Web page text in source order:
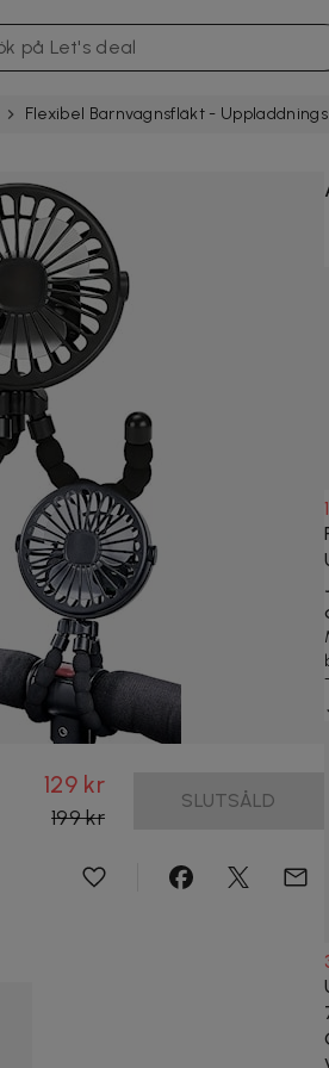
Flexibel Barnvagnsfläkt -
129 kr
199 kr
SLUTSÅLD